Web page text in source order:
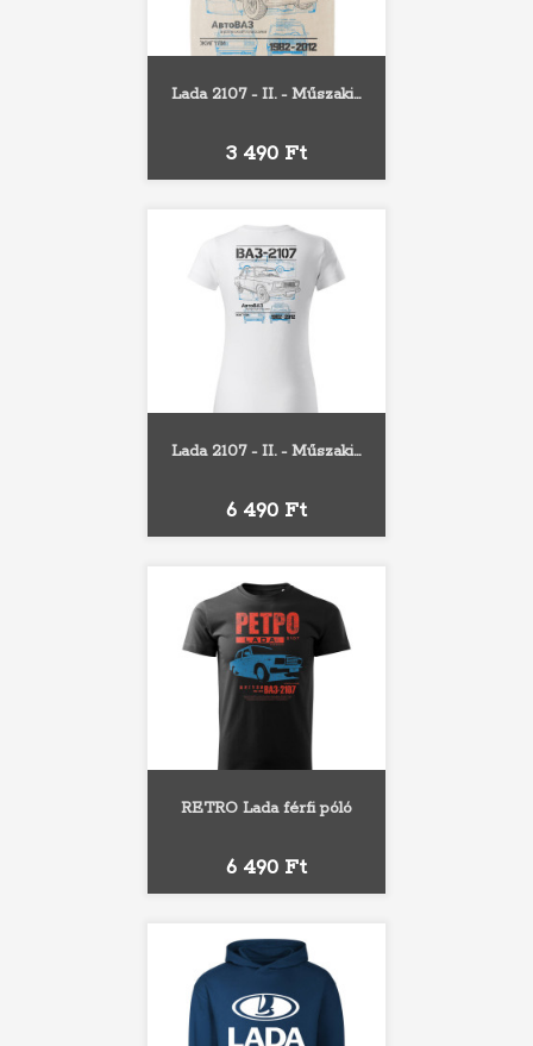
Lada 2107 - II. - Műszaki...
Ár
3 490 Ft
Lada 2107 - II. - Műszaki...
Ár
6 490 Ft
RETRO Lada férfi póló
Ár
6 490 Ft